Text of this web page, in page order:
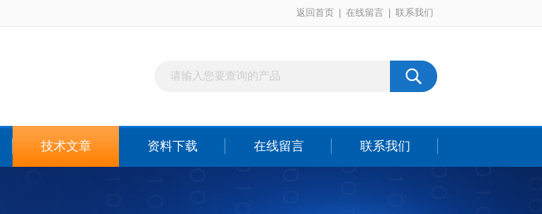
返回首页 在线留言 联系我们
技术文章 资料下载 在线留言 联系我们